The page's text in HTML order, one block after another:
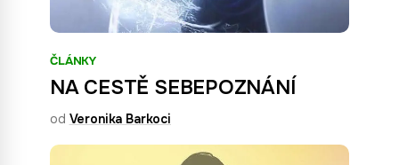
ČLÁNKY
NA CESTĚ SEBEPOZNÁNÍ
od Veronika Barkoci